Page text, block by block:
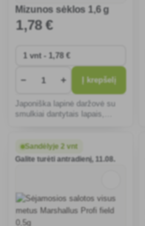
Mizunos sėklos 1,6 g
1,78 €
− + Į krepšelį
Japoniška lapinė daržovė su
smulkiai dantytais lapais,
nuimti derlių. Turi daug
vitaminų A, C ir K.
Sandėlyje 2 vnt
Galite turėti antradienį, 11.08.